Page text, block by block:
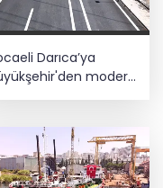
Darıca’ya
modern